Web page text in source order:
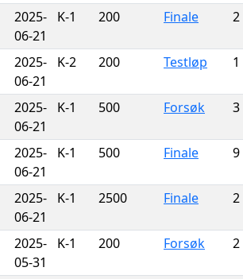
2025-
06-21
K-1 200 Finale 2
2025-
06-21
K-2 200 Testløp 1
2025-
06-21
K-1 500 Forsøk 3
2025-
06-21
K-1 500 Finale 9
2025-
06-21
K-1 2500 Finale 2
2025-
05-31
K-1 200 Forsøk 2